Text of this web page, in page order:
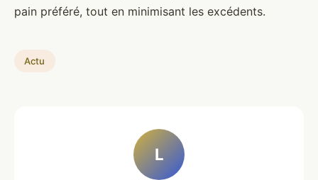
pain préféré, tout en minimisant les excédents.
Actu
L